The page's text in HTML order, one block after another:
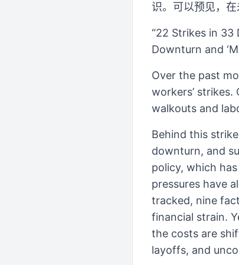
识。可以预见，
“22 Strikes in 33
Downturn and
Over the past
workers’
walkouts and
Behind this
downturn, and
policy, which
pressures have
tracked, nine
financial strain.
the costs are
layoffs, and